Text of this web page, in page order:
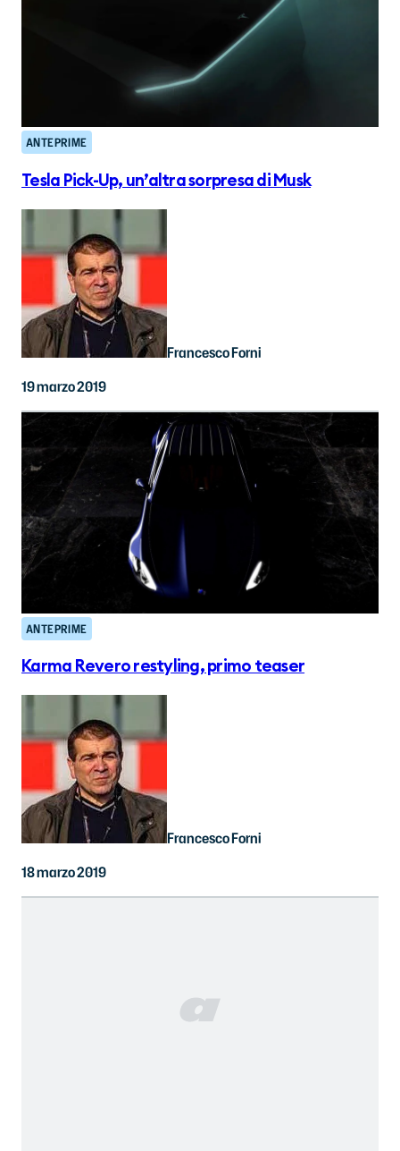
ANTEPRIME
Tesla Pick-Up, un’altra sorpresa di Musk
Francesco Forni
19 marzo 2019
ANTEPRIME
Karma Revero restyling, primo teaser
Francesco Forni
18 marzo 2019